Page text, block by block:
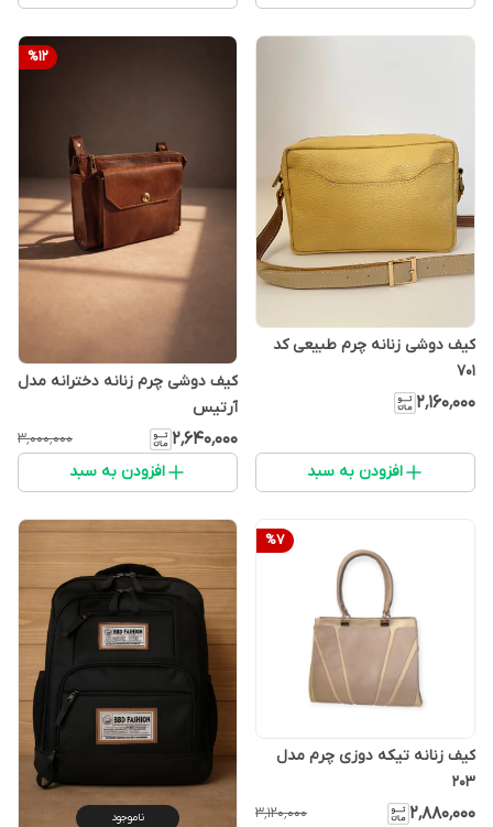
کیف دوشی زنانه چرم طبیعی کد
۷۰۱
۲٬۱۶۰٬۰۰۰
افزودن به سبد
%12
کیف دوشی چرم زنانه دخترانه مدل
آرتیس
۲٬۶۴۰٬۰۰۰ ۳٬۰۰۰٬۰۰۰
افزودن به سبد
%7
کیف زنانه تیکه دوزی چرم مدل
۲۰۳
۲٬۸۸۰٬۰۰۰ ۳٬۱۲۰٬۰۰۰ ناموجود